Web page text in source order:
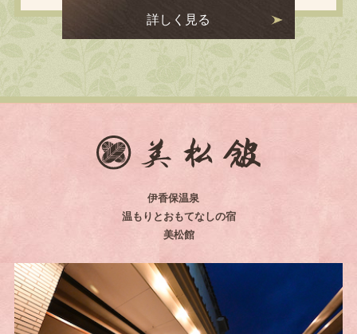
詳しく見る
伊香保温泉
温もりとおもてなしの宿
美松館